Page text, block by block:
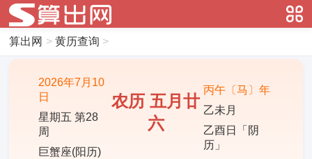
算出网 > 黄历查询 >
2026年7月10
日
星期五 第28
周
巨蟹座(阳历)
农历 五月廿
六
丙午〔马〕年
乙未月
乙酉日「阴
历」